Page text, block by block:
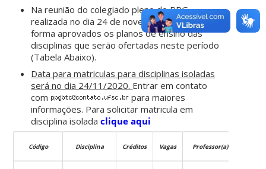
Na reunião do colegiado pleno do PPG,
realizada no dia 24 de novembro de 2020,
forma aprovados os planos de ensino das
disciplinas que serão ofertadas neste período
(Tabela Abaixo).
Data para matriculas para disciplinas isoladas
será no dia 24/11/2020. Entrar em contato
com
para maiores
informações. Para solicitar matricula em
disciplina isoladaclique aqui
Código Disciplina Créditos Vagas Professor(a)